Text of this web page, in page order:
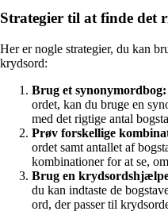
Strategier til at finde det
Her er nogle strategier, du kan
krydsord:
Brug et synonymordbog:
ordet, kan du bruge en
med det rigtige antal
Prøv forskellige
ordet samt antallet af
kombinationer for at se,
Brug en
du kan indtaste de
ord, der passer til